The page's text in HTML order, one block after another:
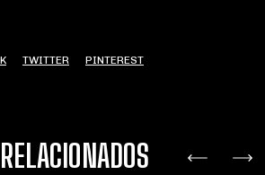
TWITTER PINTEREST